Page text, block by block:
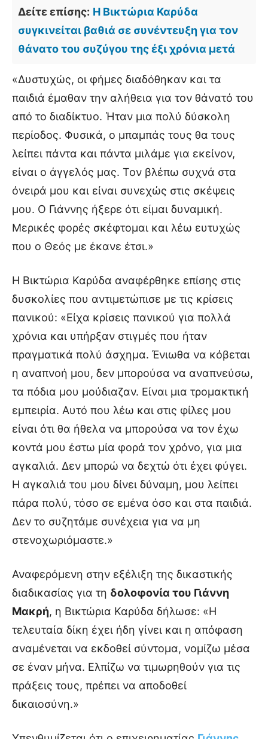
Δείτε επίσης: Η Βικτώρια Καρύδα
συγκινείται βαθιά σε συνέντευξη για τον
θάνατο του συζύγου της έξι χρόνια μετά
«Δυστυχώς, οι φήμες διαδόθηκαν και τα
παιδιά έμαθαν την αλήθεια για τον θάνατό του
από το διαδίκτυο. Ήταν μια πολύ δύσκολη
περίοδος. Φυσικά, ο μπαμπάς τους θα τους
λείπει πάντα και πάντα μιλάμε για εκείνον,
είναι ο άγγελός μας. Τον βλέπω συχνά στα
όνειρά μου και είναι συνεχώς στις σκέψεις
μου. Ο Γιάννης ήξερε ότι είμαι δυναμική.
Μερικές φορές σκέφτομαι και λέω ευτυχώς
που ο Θεός με έκανε έτσι.»
Η Βικτώρια Καρύδα αναφέρθηκε επίσης στις
δυσκολίες που αντιμετώπισε με τις κρίσεις
πανικού: «Είχα κρίσεις πανικού για πολλά
χρόνια και υπήρξαν στιγμές που ήταν
πραγματικά πολύ άσχημα. Ένιωθα να κόβεται
η αναπνοή μου, δεν μπορούσα να αναπνεύσω,
τα πόδια μου μούδιαζαν. Είναι μια τρομακτική
εμπειρία. Αυτό που λέω και στις φίλες μου
είναι ότι θα ήθελα να μπορούσα να τον έχω
κοντά μου έστω μία φορά τον χρόνο, για μια
αγκαλιά. Δεν μπορώ να δεχτώ ότι έχει φύγει.
Η αγκαλιά του μου δίνει δύναμη, μου λείπει
πάρα πολύ, τόσο σε εμένα όσο και στα παιδιά.
Δεν το συζητάμε συνέχεια για να μη
στενοχωριόμαστε.»
Αναφερόμενη στην εξέλιξη της δικαστικής
διαδικασίας για τη δολοφονία του Γιάννη
Μακρή, η Βικτώρια Καρύδα δήλωσε: «Η
τελευταία δίκη έχει ήδη γίνει και η απόφαση
αναμένεται να εκδοθεί σύντομα, νομίζω μέσα
σε έναν μήνα. Ελπίζω να τιμωρηθούν για τις
πράξεις τους, πρέπει να αποδοθεί
δικαιοσύνη.»